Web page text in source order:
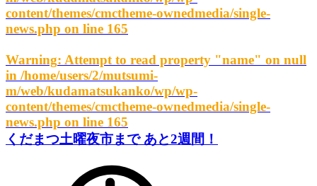
content/themes/cmctheme-ownedmedia/single-
news.php on line 165
Warning: Attempt to read property "name" on null
in /home/users/2/mutsumi-
m/web/kudamatsukanko/wp/wp-
content/themes/cmctheme-ownedmedia/single-
news.php on line 165
くだまつ土曜夜市まで あと2週間！